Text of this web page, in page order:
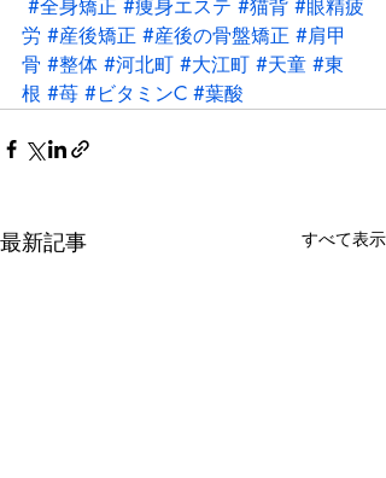
#全身矯正 #痩身エステ #猫背 #眼精疲
労 #産後矯正 #産後の骨盤矯正 #肩甲
骨 #整体 #河北町 #大江町 #天童 #東
根 #苺 #ビタミンC #葉酸
最新記事 すべて表示